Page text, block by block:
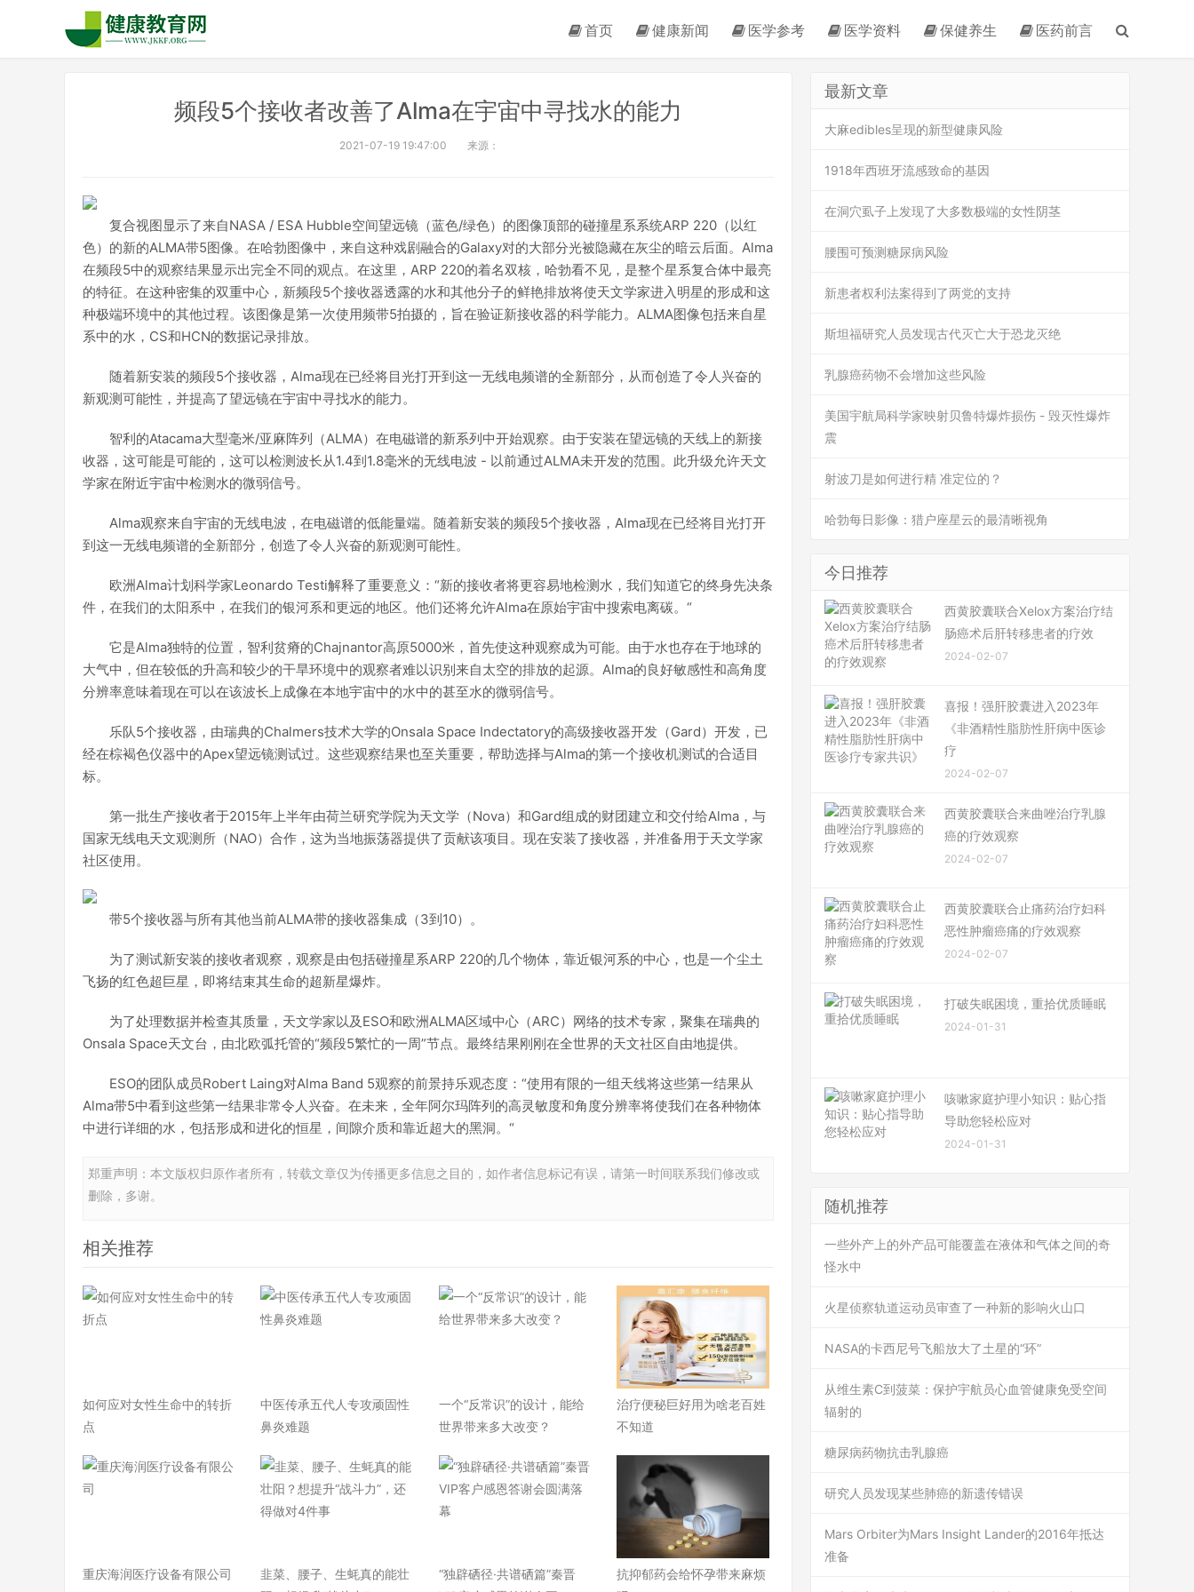
首页 健康新闻 医学参考 医学资料 保健养生 医药前言
频段5个接收者改善了Alma在宇宙中寻找水的能力
2021-07-19 19:47:00 来源：
复合视图显示了来自NASA / ESA Hubble空间望远镜（蓝色/绿色）的图像顶部的碰撞星系系统ARP 220（以红
色）的新的ALMA带5图像。在哈勃图像中，来自这种戏剧融合的Galaxy对的大部分光被隐藏在灰尘的暗云后面。Alma
在频段5中的观察结果显示出完全不同的观点。在这里，ARP 220的着名双核，哈勃看不见，是整个星系复合体中最亮
的特征。在这种密集的双重中心，新频段5个接收器透露的水和其他分子的鲜艳排放将使天文学家进入明星的形成和这
种极端环境中的其他过程。该图像是第一次使用频带5拍摄的，旨在验证新接收器的科学能力。ALMA图像包括来自星
系中的水，CS和HCN的数据记录排放。
随着新安装的频段5个接收器，Alma现在已经将目光打开到这一无线电频谱的全新部分，从而创造了令人兴奋的
新观测可能性，并提高了望远镜在宇宙中寻找水的能力。
智利的Atacama大型毫米/亚麻阵列（ALMA）在电磁谱的新系列中开始观察。由于安装在望远镜的天线上的新接
收器，这可能是可能的，这可以检测波长从1.4到1.8毫米的无线电波 - 以前通过ALMA未开发的范围。此升级允许天文
学家在附近宇宙中检测水的微弱信号。
Alma观察来自宇宙的无线电波，在电磁谱的低能量端。随着新安装的频段5个接收器，Alma现在已经将目光打开
到这一无线电频谱的全新部分，创造了令人兴奋的新观测可能性。
欧洲Alma计划科学家Leonardo Testi解释了重要意义：“新的接收者将更容易地检测水，我们知道它的终身先决条
件，在我们的太阳系中，在我们的银河系和更远的地区。他们还将允许Alma在原始宇宙中搜索电离碳。“
它是Alma独特的位置，智利贫瘠的Chajnantor高原5000米，首先使这种观察成为可能。由于水也存在于地球的
大气中，但在较低的升高和较少的干旱环境中的观察者难以识别来自太空的排放的起源。Alma的良好敏感性和高角度
分辨率意味着现在可以在该波长上成像在本地宇宙中的水中的甚至水的微弱信号。
乐队5个接收器，由瑞典的Chalmers技术大学的Onsala Space Indectatory的高级接收器开发（Gard）开发，已
经在棕褐色仪器中的Apex望远镜测试过。这些观察结果也至关重要，帮助选择与Alma的第一个接收机测试的合适目
标。
第一批生产接收者于2015年上半年由荷兰研究学院为天文学（Nova）和Gard组成的财团建立和交付给Alma，与
国家无线电天文观测所（NAO）合作，这为当地振荡器提供了贡献该项目。现在安装了接收器，并准备用于天文学家
社区使用。
带5个接收器与所有其他当前ALMA带的接收器集成（3到10）。
为了测试新安装的接收者观察，观察是由包括碰撞星系ARP 220的几个物体，靠近银河系的中心，也是一个尘土
飞扬的红色超巨星，即将结束其生命的超新星爆炸。
为了处理数据并检查其质量，天文学家以及ESO和欧洲ALMA区域中心（ARC）网络的技术专家，聚集在瑞典的
Onsala Space天文台，由北欧弧托管的“频段5繁忙的一周”节点。最终结果刚刚在全世界的天文社区自由地提供。
ESO的团队成员Robert Laing对Alma Band 5观察的前景持乐观态度：“使用有限的一组天线将这些第一结果从
Alma带5中看到这些第一结果非常令人兴奋。在未来，全年阿尔玛阵列的高灵敏度和角度分辨率将使我们在各种物体
中进行详细的水，包括形成和进化的恒星，间隙介质和靠近超大的黑洞。“
郑重声明：本文版权归原作者所有，转载文章仅为传播更多信息之目的，如作者信息标记有误，请第一时间联系我们修改或
删除，多谢。
相关推荐
如何应对女性生命中的转折
点
中医传承五代人专攻顽固性
鼻炎难题
一个“反常识”的设计，能给
世界带来多大改变？
治疗便秘巨好用为啥老百姓
不知道
重庆海润医疗设备有限公司
韭菜、腰子、生蚝真的能壮
“独辟硒径·共谱硒篇”秦晋
抗抑郁药会给怀孕带来麻烦
最新文章
大麻edibles呈现的新型健康风险
1918年西班牙流感致命的基因
在洞穴虱子上发现了大多数极端的女性阴茎
腰围可预测糖尿病风险
新患者权利法案得到了两党的支持
斯坦福研究人员发现古代灭亡大于恐龙灭绝
乳腺癌药物不会增加这些风险
美国宇航局科学家映射贝鲁特爆炸损伤 - 毁灭性爆炸
震
射波刀是如何进行精 准定位的？
哈勃每日影像：猎户座星云的最清晰视角
今日推荐
西黄胶囊联合Xelox方案治疗结
肠癌术后肝转移患者的疗效
2024-02-07
喜报！强肝胶囊进入2023年
《非酒精性脂肪性肝病中医诊
疗
2024-02-07
西黄胶囊联合来曲唑治疗乳腺
癌的疗效观察
2024-02-07
西黄胶囊联合止痛药治疗妇科
恶性肿瘤癌痛的疗效观察
2024-02-07
打破失眠困境，重拾优质睡眠
2024-01-31
咳嗽家庭护理小知识：贴心指
导助您轻松应对
2024-01-31
随机推荐
一些外产上的外产品可能覆盖在液体和气体之间的奇
怪水中
火星侦察轨道运动员审查了一种新的影响火山口
NASA的卡西尼号飞船放大了土星的“环”
从维生素C到菠菜：保护宇航员心血管健康免受空间
辐射的
糖尿病药物抗击乳腺癌
研究人员发现某些肺癌的新遗传错误
Mars Orbiter为Mars Insight Lander的2016年抵达
准备